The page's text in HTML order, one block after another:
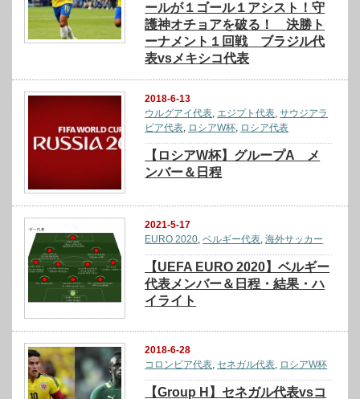
ールが１ゴール１アシスト！守
護神オチョアを破る！ 決勝ト
ーナメント１回戦 ブラジル代
表vsメキシコ代表
2018-6-13
ウルグアイ代表, エジプト代表,サウジアラ
ビア代表, ロシアW杯, ロシア代表
【ロシアW杯】グループA メ
ンバー＆日程
2021-5-17
EURO 2020 ,ベルギー代表 ,海外サッカー
【UEFA EURO 2020】ベルギー
代表メンバー＆日程・結果・ハ
イライト
2018-6-28
コロンビア代表, セネガル代表, ロシアW杯
【Group H】セネガル代表vsコ